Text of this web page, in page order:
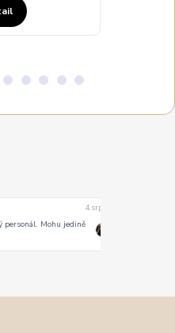
4. srpna
personál. Mohu jedině